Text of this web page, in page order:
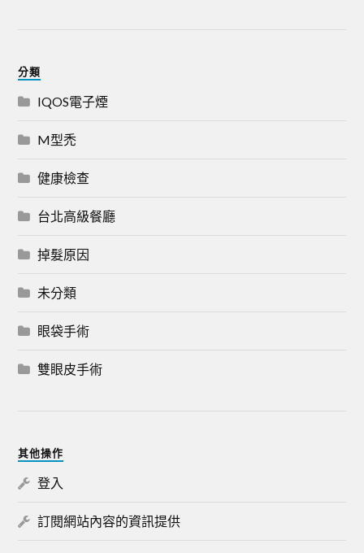
分類
IQOS電子煙
M型禿
健康檢查
台北高級餐廳
掉髮原因
未分類
眼袋手術
雙眼皮手術
其他操作
登入
訂閱網站內容的資訊提供